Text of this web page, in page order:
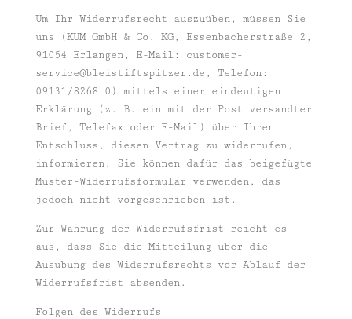
Um Ihr Widerrufsrecht auszuüben, müssen Sie
uns (KUM GmbH & Co. KG, Essenbacherstraße 2,
91054 Erlangen, E-Mail: customer-
service@bleistiftspitzer.de , Telefon:
09131/8268 0) mittels einer eindeutigen
Erklärung (z. B. ein mit der Post versandter
Brief, Telefax oder E-Mail) über Ihren
Entschluss, diesen Vertrag zu widerrufen,
informieren. Sie können dafür das beigefügte
Muster-Widerrufsformular verwenden, das
jedoch nicht vorgeschrieben ist.
Zur Wahrung der Widerrufsfrist reicht es
aus, dass Sie die Mitteilung über die
Ausübung des Widerrufsrechts vor Ablauf der
Widerrufsfrist absenden.
Folgen des Widerrufs